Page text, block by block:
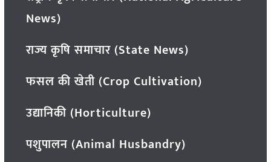
News)
राज्य कृषि समाचार (State News)
फसल की खेती (Crop Cultivation)
उद्यानिकी (Horticulture)
पशुपालन (Animal Husbandry)